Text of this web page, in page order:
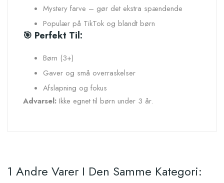
Mystery farve – gør det ekstra spændende
Populær på TikTok og blandt børn
🎯 Perfekt Til:
Børn (3+)
Gaver og små overraskelser
Afslapning og fokus
Advarsel: Ikke egnet til børn under 3 år.
1 Andre Varer I Den Samme Kategori: